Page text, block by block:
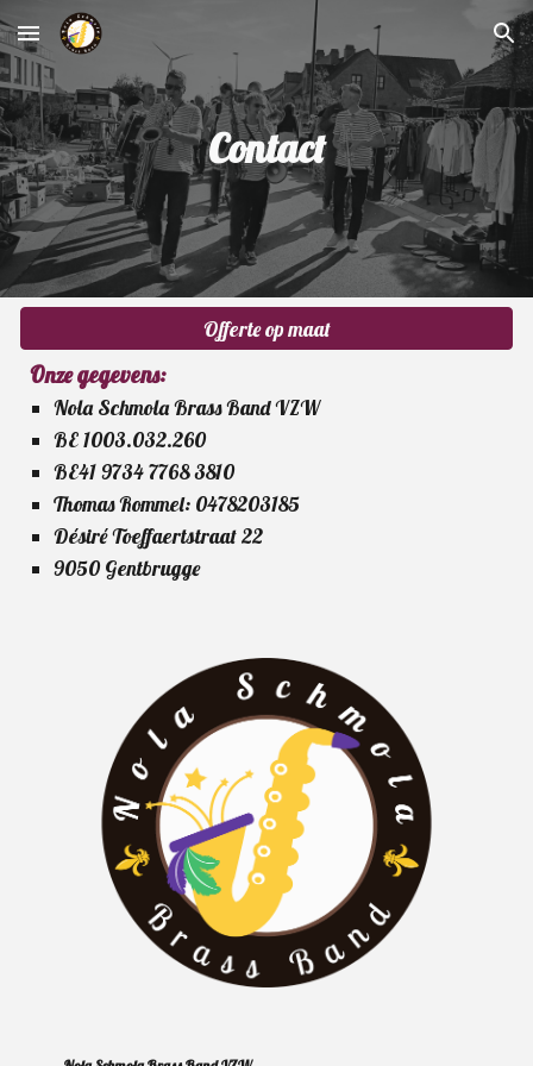
Skip to main content Skip to navigation
Contact
Offerte op maat
Onze gegevens:
Nola Schmola Brass Band VZW
BE 1003.032.260
BE41 9734 7768 3810
Thomas Rommel: 0478203185
Désiré Toeffaertstraat 22
9050 Gentbrugge